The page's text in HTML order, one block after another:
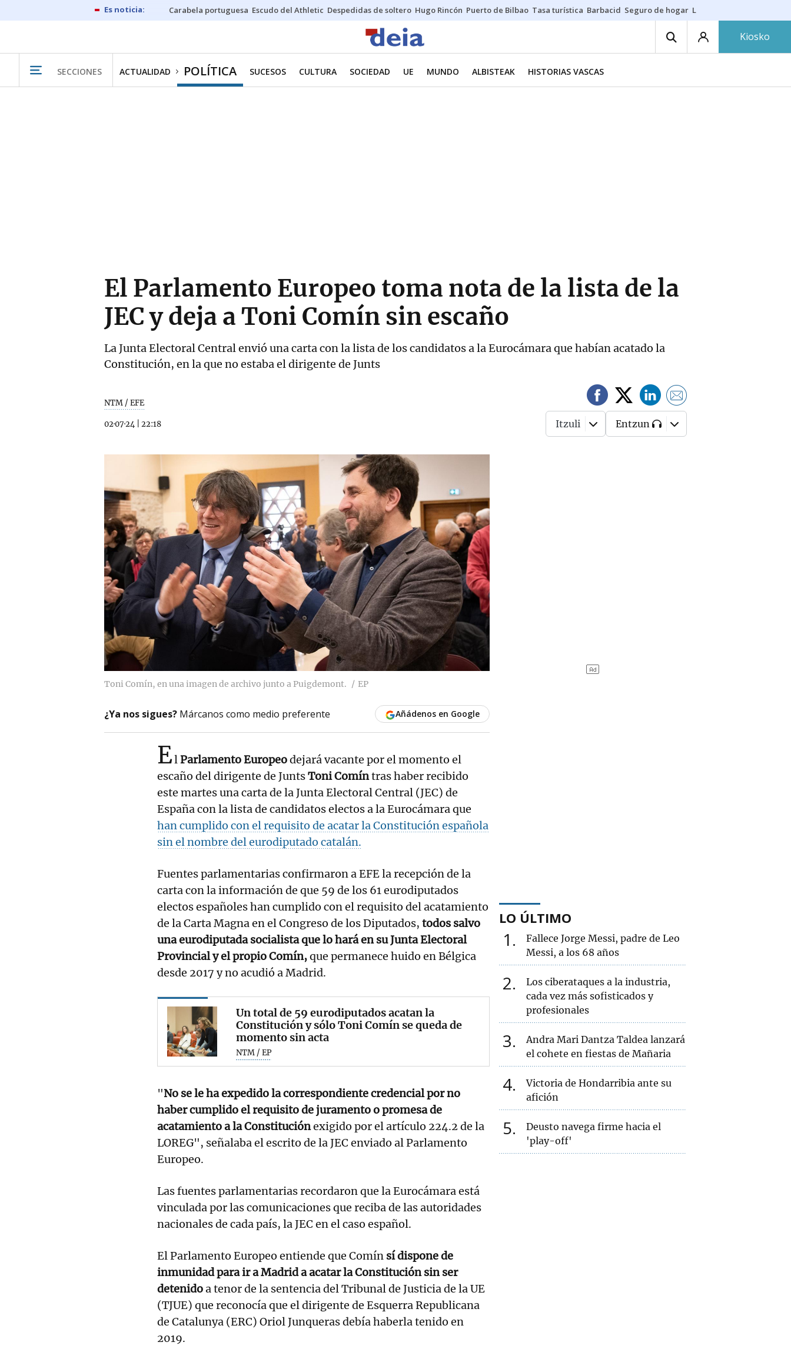
Carabela portuguesa Escudo del Athletic Despedidas de soltero Hugo Rincón Puerto de Bilbao Tasa turística Barbacid Seguro de hogar Lío Athletic-Osasuna
Kiosko
SECCIONES ACTUALIDAD POLÍTICA SUCESOS CULTURA SOCIEDAD UE MUNDO ALBISTEAK HISTORIAS VASCAS
El Parlamento Europeo toma nota de la lista de la
JEC y deja a Toni Comín sin escaño
La Junta Electoral Central envió una carta con la lista de los candidatos a la Eurocámara que habían acatado la
Constitución, en la que no estaba el dirigente de Junts
NTM / EFE
02·07·24 22:18 Itzuli Entzun
Toni Comín, en una imagen de archivo junto a Puigdemont. EP
¿Ya nos sigues? Márcanos como medio preferente Añádenos en Google
ElParlamento Europeodejará vacante por el momento el
escaño del dirigente de JuntsToni Comíntras haber recibido
este martes una carta de la Junta Electoral Central (JEC) de
España con la lista de candidatos electos a la Eurocámara que
han cumplido con el requisito de acatar la Constitución española
sin el nombre del eurodiputado catalán.
Fuentes parlamentarias confirmaron a EFE la recepción de la
carta con la información de que 59 de los 61 eurodiputados
electos españoles han cumplido con el requisito del acatamiento
de la Carta Magna en el Congreso de los Diputados, todos salvo
una eurodiputada socialista que lo hará en su Junta Electoral
Provincial y el propio Comín,que permanece huido en Bélgica
desde 2017 y no acudió a Madrid.
Un total de 59 eurodiputados acatan la
Constitución y sólo Toni Comín se queda de
momento sin acta
NTM / EP
"No se le ha expedido la correspondiente credencial por no
haber cumplido el requisito de juramento o promesa de
acatamiento a la Constituciónexigido por el artículo 224.2 de la
LOREG", señalaba el escrito de la JEC enviado al Parlamento
Europeo.
Las fuentes parlamentarias recordaron que la Eurocámara está
vinculada por las comunicaciones que reciba de las autoridades
nacionales de cada país, la JEC en el caso español.
El Parlamento Europeo entiende que Comín sí dispone de
inmunidad para ir a Madrid a acatar la Constitución sin ser
detenidoa tenor de la sentencia del Tribunal de Justicia de la UE
(TJUE) que reconocía que el dirigente de Esquerra Republicana
de Catalunya (ERC) Oriol Junqueras debía haberla tenido en
2019.
LO ÚLTIMO
1
Fallece Jorge Messi, padre de Leo
Messi, a los 68 años
2
Los ciberataques a la industria,
cada vez más sofisticados y
profesionales
3
Andra Mari Dantza Taldea lanzará
el cohete en fiestas de Mañaria
4
Victoria de Hondarribia ante su
afición
5
Deusto navega firme hacia el
'play-off'